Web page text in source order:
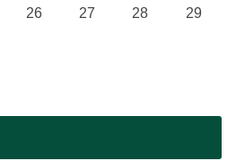
26 27 28
29